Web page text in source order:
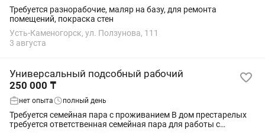
Требуется разнорабочие, маляр на базу, для ремонта
помещений, покраска стен
Усть-Каменогорск, ул. Ползунова, 111
3 августа
Универсальный подсобный рабочий
250 000 ₸
нет опыта полный день
Требуется семейная пара с проживанием В дом престарелых
требуется ответственная семейная пара для работы с